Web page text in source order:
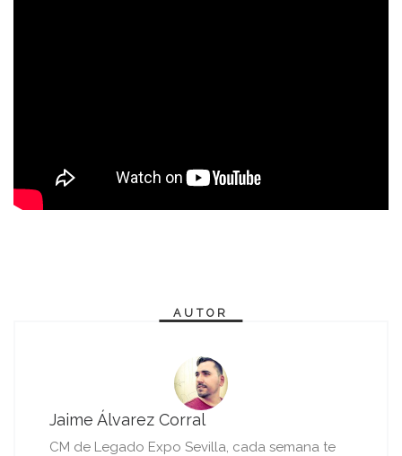
AUTOR
Jaime Álvarez Corral
CM de Legado Expo Sevilla, cada semana te